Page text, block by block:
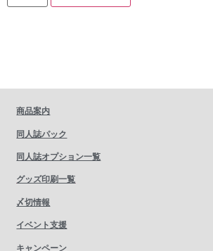
商品案内
同人誌パック
同人誌オプション一覧
グッズ印刷一覧
〆切情報
イベント支援
キャンペーン